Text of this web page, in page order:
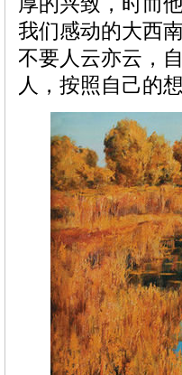
我们感动的大西
不要人云亦云，
人，按照自己的